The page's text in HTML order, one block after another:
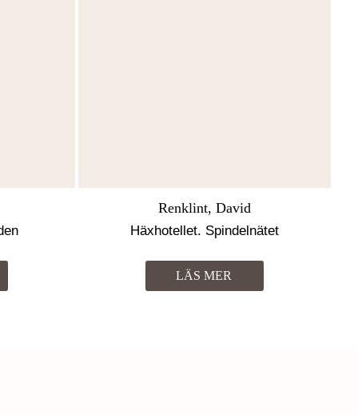
Renklint, David
Häxhotellet. Spindelnätet
LÄS MER